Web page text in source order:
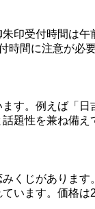
印受付時間は
間に注意が必要
す。例えば「
題性を兼ね備え
くじがありま
います。価格